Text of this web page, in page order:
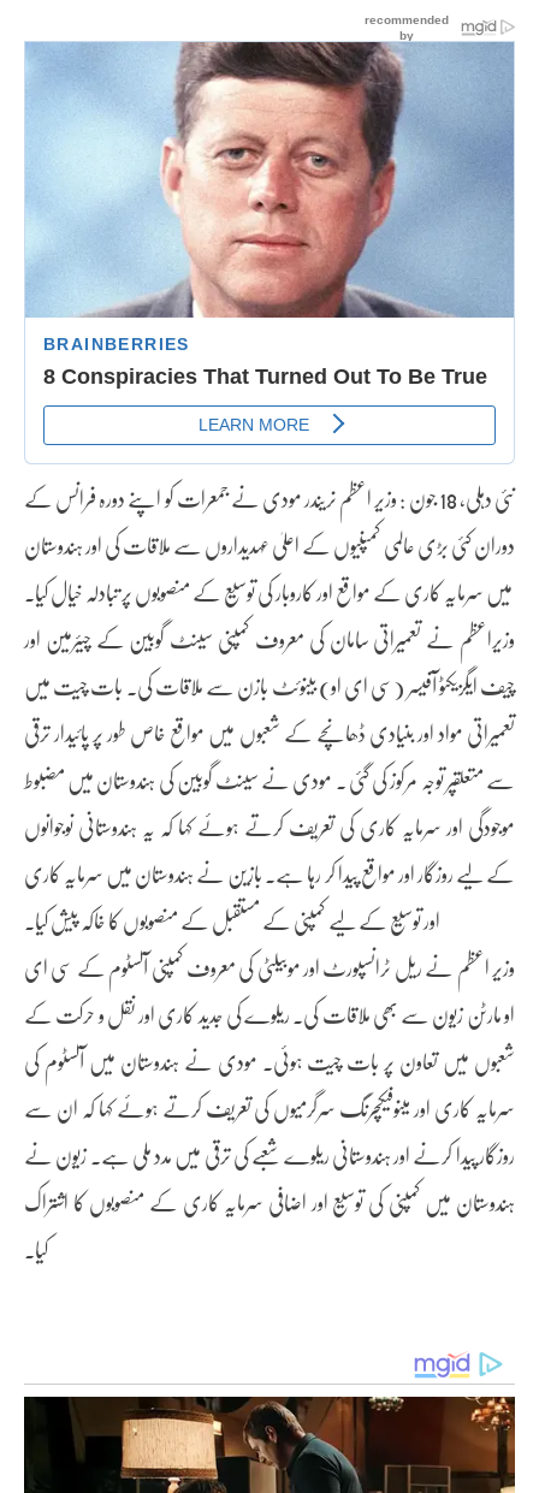
نئی دہلی، 18 جون : وزیر اعظم نریندر مودی نے جمعرات کو اپنے دورہ فرانس کے
دوران کئی بڑی عالمی کمپنیوں کے اعلیٰ عہدیداروں سے ملاقات کی اور ہندوستان
میں سرمایہ کاری کے مواقع اور کاروبار کی توسیع کے منصوبوں پر تبادلہ خیال کیا۔
وزیراعظم نے تعمیراتی سامان کی معروف کمپنی سینٹ گوبین کے چیئرمین اور
چیف ایگزیکٹو آفیسر (سی ای او) بینوئٹ بازن سے ملاقات کی۔ بات چیت میں
تعمیراتی مواد اور بنیادی ڈھانچے کے شعبوں میں مواقع خاص طور پر پائیدار ترقی
سے متعلقپر توجہ مرکوز کی گئی ۔ مودی نے سینٹ گوبین کی ہندوستان میں مضبوط
موجودگی اور سرمایہ کاری کی تعریف کرتے ہوئے کہا کہ یہ ہندوستانی نوجوانوں
کے لیے روزگار اور مواقع پیدا کر رہا ہے۔ بازین نے ہندوستان میں سرمایہ کاری
اور توسیع کے لیے کمپنی کے مستقبل کے منصوبوں کا خاکہ پیش کیا۔
وزیر اعظم نے ریل ٹرانسپورٹ اور موبیلٹی کی معروف کمپنی آلسٹوم کے سی ای
او مارٹن زیون سے بھی ملاقات کی۔ ریلوے کی جدید کاری اور نقل و حرکت کے
شعبوں میں تعاون پر بات چیت ہوئی۔ مودی نے ہندوستان میں آلسٹوم کی
سرمایہ کاری اور مینوفیکچرنگ سرگرمیوں کی تعریف کرتے ہوئے کہا کہ ان سے
روزگار پیدا کرنے اور ہندوستانی ریلوے شعبے کی ترقی میں مدد ملی ہے۔ زیون نے
ہندوستان میں کمپنی کی توسیع اور اضافی سرمایہ کاری کے منصوبوں کا اشتراک
کیا۔